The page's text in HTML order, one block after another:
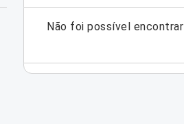
Não foi possível